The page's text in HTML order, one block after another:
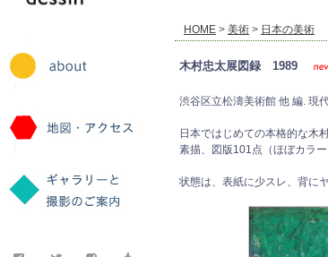
HOME > 美術 > 日本の美術
木村忠太展図録 1989
渋谷区立松濤美術館 他 編. 現
日本ではじめての本格的な木
素描、図版101点（ほぼカラー
状態は、表紙に少スレ、背にヤ